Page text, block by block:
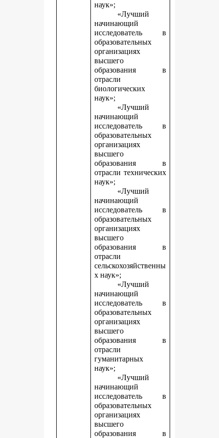
наук»;
«Лучший
начинающий
исследователь в
образовательных
организациях
высшего
образования в
отрасли
биологических
наук»;
«Лучший
начинающий
исследователь в
образовательных
организациях
высшего
образования в
отрасли технических
наук»;
«Лучший
начинающий
исследователь в
образовательных
организациях
высшего
образования в
отрасли
сельскохозяйственны
х наук»;
«Лучший
начинающий
исследователь в
образовательных
организациях
высшего
образования в
отрасли
гуманитарных
наук»;
«Лучший
начинающий
исследователь в
образовательных
организациях
высшего
образования в